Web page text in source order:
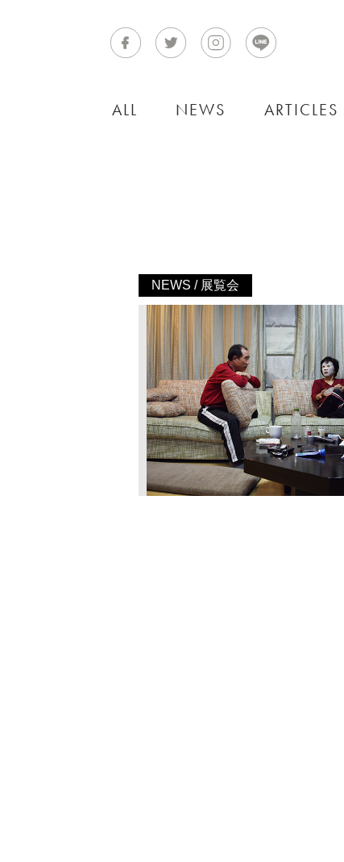
ALL NEWS ARTICLES
NEWS / 展覧会